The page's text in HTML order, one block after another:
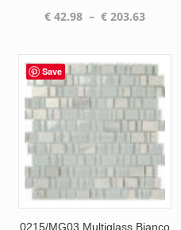
€42.98 – €203.63Plage
€ 42.98
à
€ 203.63
Save
0215/MG03 Multiglass Bianco